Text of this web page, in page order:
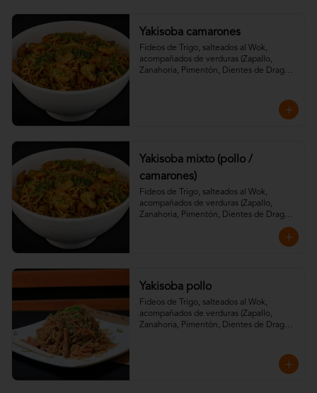
Yakisoba camarones
Fideos de Trigo, salteados al Wok,
acompañados de verduras (Zapallo,
Zanahoria, Pimentón, Dientes de Dragón)
Yakisoba mixto (pollo /
camarones)
Fideos de Trigo, salteados al Wok,
acompañados de verduras (Zapallo,
Zanahoria, Pimentón, Dientes de Dragón)
aderezados con especias de la casa, salsa
Yakisoba pollo
Fideos de Trigo, salteados al Wok,
acompañados de verduras (Zapallo,
Zanahoria, Pimentón, Dientes de Dragón)